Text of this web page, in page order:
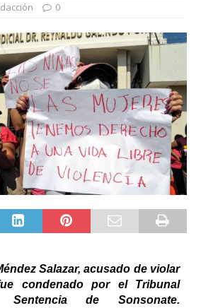
0
Salazar, acusado de violar
condenado por el Tribunal
de Sonsonate.